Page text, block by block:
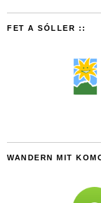
FET A SÓLLER ::
WANDERN MIT